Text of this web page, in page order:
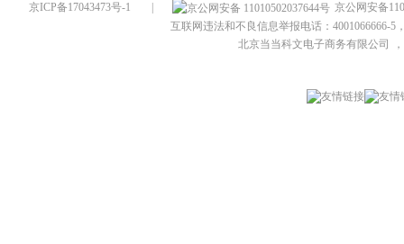
京ICP备17043473号-1
京公网安备
互联网违法和不良信息举报电话：4001066666-5
北京当当科文电子商务有限公司